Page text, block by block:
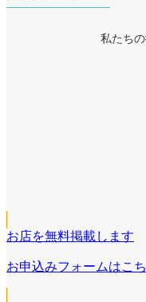
私たち
リ
ン
ク
ン
リ
ク
ン
リ
ン
ク
お店を無料掲載します
お申込みフォームはこ